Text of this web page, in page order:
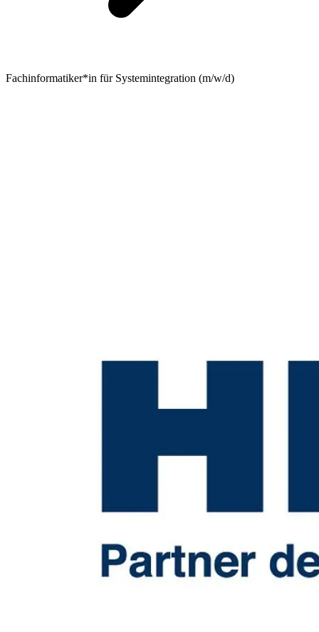
Fachinformatiker*in für Systemintegration (m/w/d)